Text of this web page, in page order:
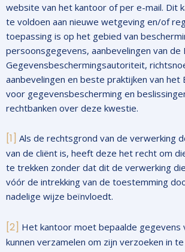
website van het kantoor of per e-mail. Dit
te voldoen aan nieuwe wetgeving en/of
toepassing is op het gebied van
persoonsgegevens, aanbevelingen van de
Gegevensbeschermingsautoriteit,
aanbevelingen en beste praktijken van het
voor gegevensbescherming en
rechtbanken over deze kwestie.
[1] Als de rechtsgrond van de verwerking
van de cliënt is, heeft deze het recht om
te trekken zonder dat dit de verwerking
vóór de intrekking van de toestemming
nadelige wijze beïnvloedt.
[2] Het kantoor moet bepaalde gegevens
kunnen verzamelen om zijn verzoeken in